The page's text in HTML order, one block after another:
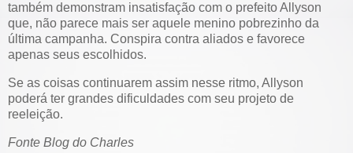
também demonstram insatisfação com o prefeito Allyson
que, não parece mais ser aquele menino pobrezinho da
última campanha. Conspira contra aliados e favorece
apenas seus escolhidos.
Se as coisas continuarem assim nesse ritmo, Allyson
poderá ter grandes dificuldades com seu projeto de
reeleição.
Fonte Blog do Charles